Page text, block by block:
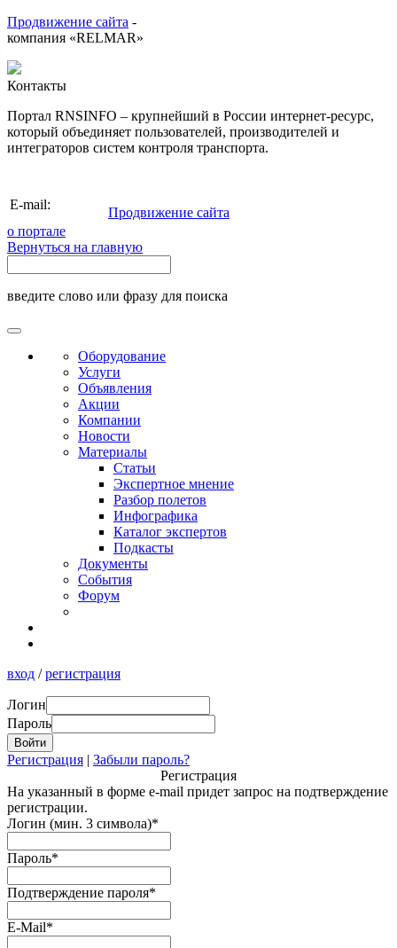
Продвижение сайта -
компания «RELMAR»
Контакты
Портал RNSINFO – крупнейший в России интернет-ресурс,
который объединяет пользователей, производителей и
интеграторов систем контроля транспорта.
E-mail:
Продвижение сайта
о портале
Вернуться на главную
введите слово или фразу для поиска
Оборудование
Услуги
Объявления
Акции
Компании
Новости
Материалы
Статьи
Экспертное мнение
Разбор полетов
Инфографика
Каталог экспертов
Подкасты
Документы
События
Форум
вход /регистрация
Логин
Пароль
Регистрация | Забыли пароль?
Регистрация
На указанный в форме e-mail придет запрос на подтверждение
регистрации.
Логин (мин. 3 символа)*
Пароль*
Подтверждение пароля*
E-Mail*